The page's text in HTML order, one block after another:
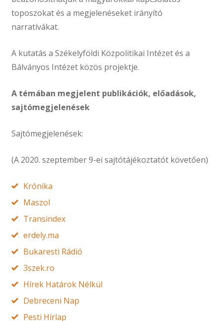
toposzokat és a megjelenéseket irányító
narratívákat.
A kutatás a Székelyföldi Közpolitikai Intézet és a
Bálványos Intézet közös projektje.
A témában megjelent publikációk, előadások,
sajtómegjelenések
Sajtómegjelenések:
(A 2020. szeptember 9-ei sajtótájékoztatót követően)
Krónika
Maszol
Transindex
erdely.ma
Bukaresti Rádió
3szek.ro
Hírek Határok Nélkül
Debreceni Nap
Pesti Hírlap